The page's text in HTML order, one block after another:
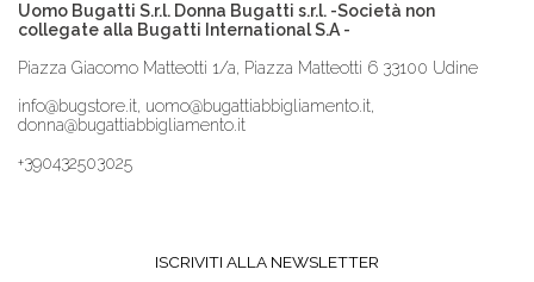
Uomo Bugatti S.r.l. Donna Bugatti s.r.l. -Società non
collegate alla Bugatti International S.A -
Piazza Giacomo Matteotti 1/a, Piazza Matteotti 6 33100 Udine
info@bugstore.it, uomo@bugattiabbigliamento.it,
donna@bugattiabbigliamento.it
+390432503025
ISCRIVITI ALLA NEWSLETTER